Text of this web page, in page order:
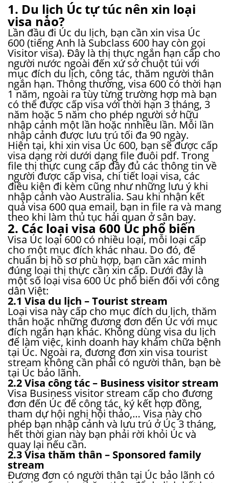
1. Du lịch Úc tự túc nên xin loại
visa nào?
Lần đầu đi Úc du lịch, bạn cần xin visa Úc
600 (tiếng Anh là Subclass 600 hay còn gọi
Visitor visa). Đây là thị thực ngắn hạn cấp cho
người nước ngoài đến xứ sở chuột túi với
mục đích du lịch, công tác, thăm người thân
ngắn hạn. Thông thường, visa 600 có thời hạn
1 năm, ngoài ra tùy từng trường hợp mà bạn
có thể được cấp visa với thời hạn 3 tháng, 3
năm hoặc 5 năm cho phép người sở hữu
nhập cảnh một lần hoặc nnhiều lần. Mỗi lần
nhập cảnh được lưu trú tối đa 90 ngày.
Hiện tại, khi xin visa Úc 600, bạn sẽ được cấp
visa dạng rời dưới dạng file đuôi pdf. Trong
file thị thực cung cấp đầy đủ các thông tin về
người được cấp visa, chi tiết loại visa, các
điều kiện đi kèm cũng như những lưu ý khi
nhập cảnh vào Australia. Sau khi nhận kết
quả visa 600 qua email, bạn in file ra và mang
theo khi làm thủ tục hải quan ở sân bay.
2. Các loại visa 600 Úc phổ biến
Visa Úc loại 600 có nhiều loại, mỗi loại cấp
cho một mục đích khác nhau. Do đó, để
chuẩn bị hồ sơ phù hợp, bạn cần xác minh
đúng loại thị thực cần xin cấp. Dưới đây là
một số loại visa 600 Úc phổ biến đối với công
dân Việt:
2.1 Visa du lịch – Tourist stream
Loại visa này cấp cho mục đích du lịch, thăm
thân hoặc những đương đơn đến Úc với mục
đích ngắn hạn khác. Không dùng visa du lịch
để làm việc, kinh doanh hay khám chữa bệnh
tại Úc. Ngoài ra, đương đơn xin visa tourist
stream không cần phải có người thân, bạn bè
tại Úc bảo lãnh.
2.2 Visa công tác – Business visitor stream
Visa Business visitor stream cấp cho đương
đơn đến Úc để công tác, ký kết hợp đồng,
tham dự hội nghị hội thảo,… Visa này cho
phép bạn nhập cảnh và lưu trú ở Úc 3 tháng,
hết thời gian này bạn phải rời khỏi Úc và
quay lại nếu cần.
2.3 Visa thăm thân – Sponsored family
stream
Đương đơn có người thân tại Úc bảo lãnh có